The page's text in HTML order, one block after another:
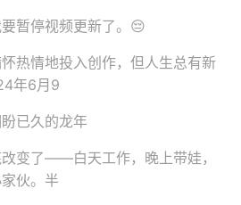
暂停视频更新了。😔
热情地投入创作，但人生总有新
年6月9
已久的龙年
变了——白天工作，晚上带娃，
伙。半